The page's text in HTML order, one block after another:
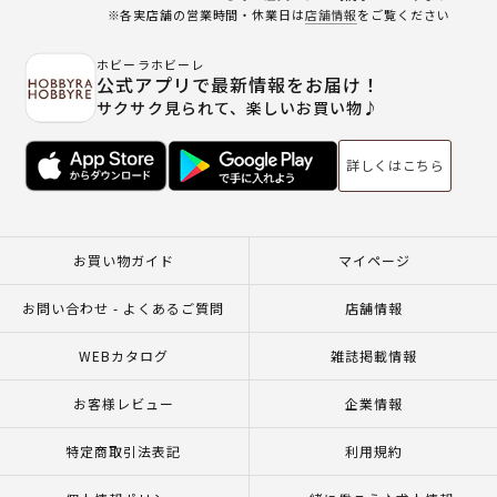
※各実店舗の営業時間・休業日は店舗情報をご覧ください
ホビーラホビーレ
公式アプリで最新情報をお届け！
サクサク見られて、楽しいお買い物♪
詳しくはこちら
お買い物ガイド マイページ
お問い合わせ - よくあるご質問 店舗情報
WEBカタログ 雑誌掲載情報
お客様レビュー 企業情報
特定商取引法表記 利用規約